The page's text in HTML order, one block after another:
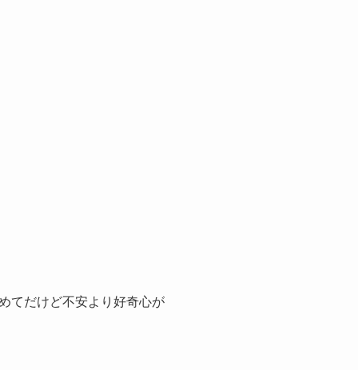
てだけど不安より好奇心が